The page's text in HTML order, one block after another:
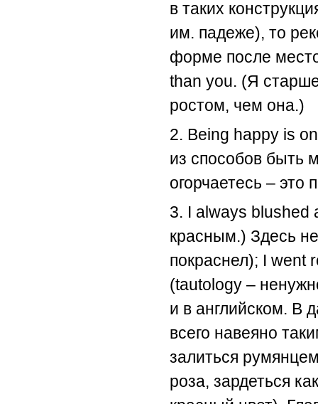
в таких
им. падеже), то
форме после
than you. (Я
ростом, чем она.)
2. Being happy is
из способов быть
огорчаетесь – это
3. I always blushed
красным.) Здесь
покраснел); I went
(tautology –
и в английском. В
всего навеяно
залиться
роза, зардеться